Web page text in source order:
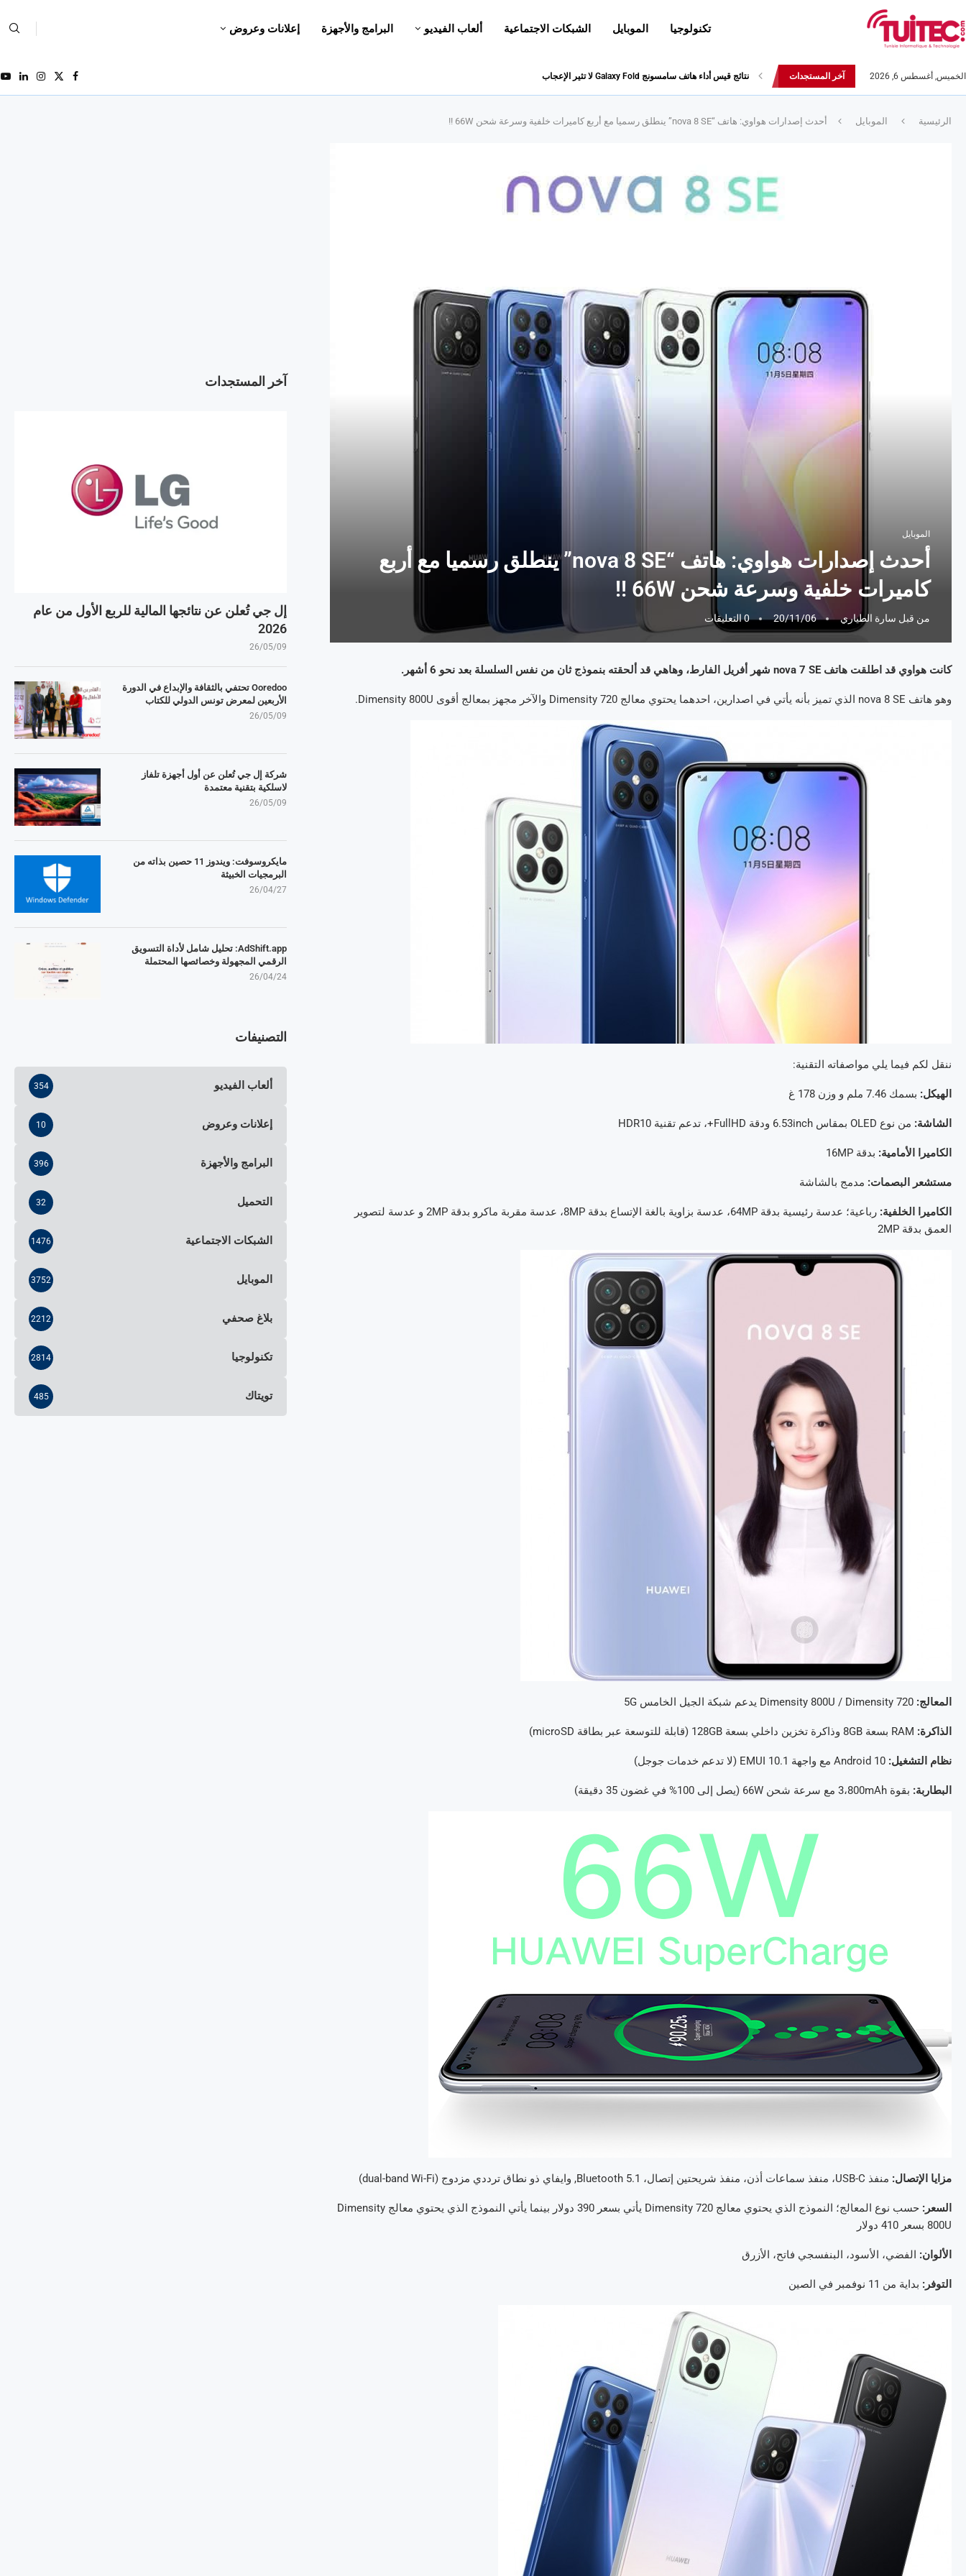
تكنولوجيا الموبايل الشبكات الاجتماعية ألعاب الفيديو البرامج والأجهزة إعلانات وعروض
الخميس, أغسطس 6, 2026 آخر المستجدات أحدث إصدارات هواوي: هاتف “nova 8 SE” ينطلق رسميا مع أربع...
الرئيسية الموبايل أحدث إصدارات هواوي: هاتف “nova 8 SE” ينطلق رسميا مع أربع كاميرات خلفية وسرعة شحن 66W !!
الموبايل
أحدث إصدارات هواوي: هاتف “nova 8 SE” ينطلق رسميا مع أربع
كاميرات خلفية وسرعة شحن 66W !!
من قبل سارة الطياري 20/11/06 0 التعليقات
كانت هواوي قد اطلقت هاتف nova 7 SE شهر أفريل الفارط، وهاهي قد ألحقته بنموذج ثان من نفس السلسلة بعد نحو 6 أشهر.
وهو هاتف nova 8 SE الذي تميز بأنه يأتي في اصدارين، احدهما يحتوي معالج Dimensity 720 والآخر مجهز بمعالج أقوى Dimensity 800U.
ننقل لكم فيما يلي مواصفاته التقنية:
الهيكل: بسمك 7.46 ملم و وزن 178 غ
الشاشة: من نوع OLED بمقاس 6.53inch ودقة FullHD+، تدعم تقنية HDR10
الكاميرا الأمامية: بدقة 16MP
مستشعر البصمات: مدمج بالشاشة
الكاميرا الخلفية:
رباعية؛ عدسة رئيسية بدقة 64MP، عدسة بزاوية بالغة الإتساع بدقة 8MP، عدسة مقربة ماكرو بدقة 2MP و عدسة لتصوير
العمق بدقة 2MP
المعالج:
الذاكرة:
نظام التشغيل:
البطاربة: بقوة 3،800mAh مع سرعة شحن 66W (يصل إلى 100% في غضون 35 دقيقة)
مزايا الإتصال: منفذ USB-C، منفذ سماعات أذن، منفذ شريحتين إتصال، Bluetooth 5.1, وايفاي ذو نطاق ترددي مزدوج (dual-band Wi-Fi)
السعر:
حسب نوع المعالج؛ النموذج الذي يحتوي معالج Dimensity 720 يأتي بسعر 390 دولار بينما يأتي النموذج الذي يحتوي معالج Dimensity
800U بسعر 410 دولار
الألوان: الفضي، الأسود، البنفسجي فاتح، الأزرق
التوفر: بداية من 11 نوفمبر في الصين
آخر المستجدات
إل جي تُعلن عن نتائجها المالية للربع الأول من عام
2026
26/05/09
Ooredoo تحتفي بالثقافة والإبداع في الدورة
الأربعين لمعرض تونس الدولي للكتاب
26/05/09
شركة إل جي تُعلن عن أول أجهزة تلفاز
لاسلكية بتقنية معتمدة
26/05/09
مايكروسوفت: ويندوز 11 حصين بذاته من
البرمجيات الخبيثة
26/04/27
AdShift.app: تحليل شامل لأداة التسويق
الرقمي المجهولة وخصائصها المحتملة
26/04/24
التصنيفات
ألعاب الفيديو 354
إعلانات وعروض 10
البرامج والأجهزة 396
التحميل 32
الشبكات الاجتماعية 1476
الموبايل 3752
بلاغ صحفي 2212
تكنولوجيا 2814
تويتاك 485